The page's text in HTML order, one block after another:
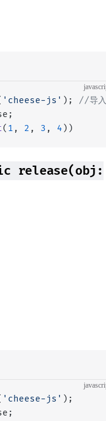
'cheese-js' ); //导入
( 1 , 2 , 3 , 4 ))
release(obj:
'cheese-js' );